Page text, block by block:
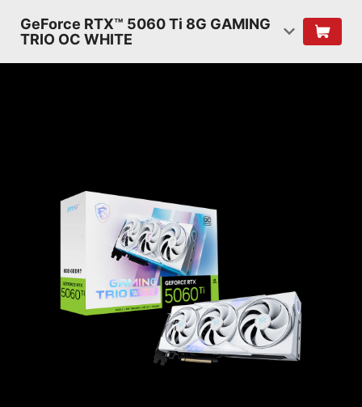
GeForce RTX™ 5060 Ti 8G GAMING
TRIO OC WHITE